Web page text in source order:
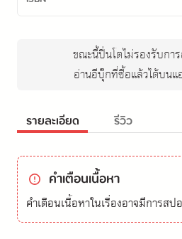
ขณะนี้ปิ่นโตไม่รองรับกา
อ่านอีบุ๊กที่ซื้อแล้วได้บน
รายละเอียด รีวิว
คำเตือนเนื้อหา
คำเตือนเนื้อหาในเรื่องอาจมีการส